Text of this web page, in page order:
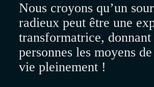
Nous croyons qu’un
radieux peut être une
transformatrice, donnant
personnes les moyens
vie pleinement !